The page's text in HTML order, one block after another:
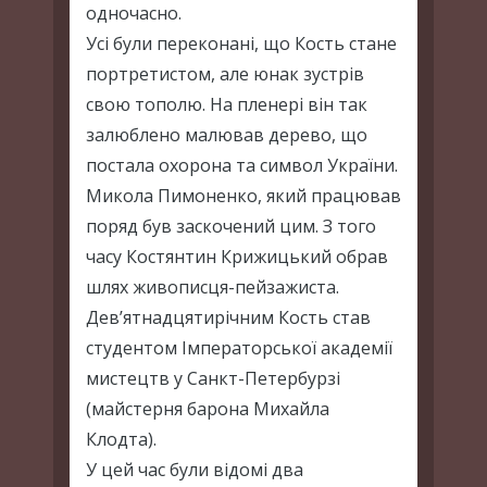
одночасно.
Усі були переконані, що Кость стане
портретистом, але юнак зустрів
свою тополю. На пленері він так
залюблено малював дерево, що
постала охорона та символ України.
Микола Пимоненко, який працював
поряд був заскочений цим. З того
часу Костянтин Крижицький обрав
шлях живописця-пейзажиста.
Дев’ятнадцятирічним Кость став
студентом Імператорської академії
мистецтв у Санкт-Петербурзі
(майстерня барона Михайла
Клодта).
У цей час були відомі два